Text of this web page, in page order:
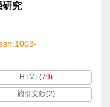
研究
HTML(79)
施引文献(2)